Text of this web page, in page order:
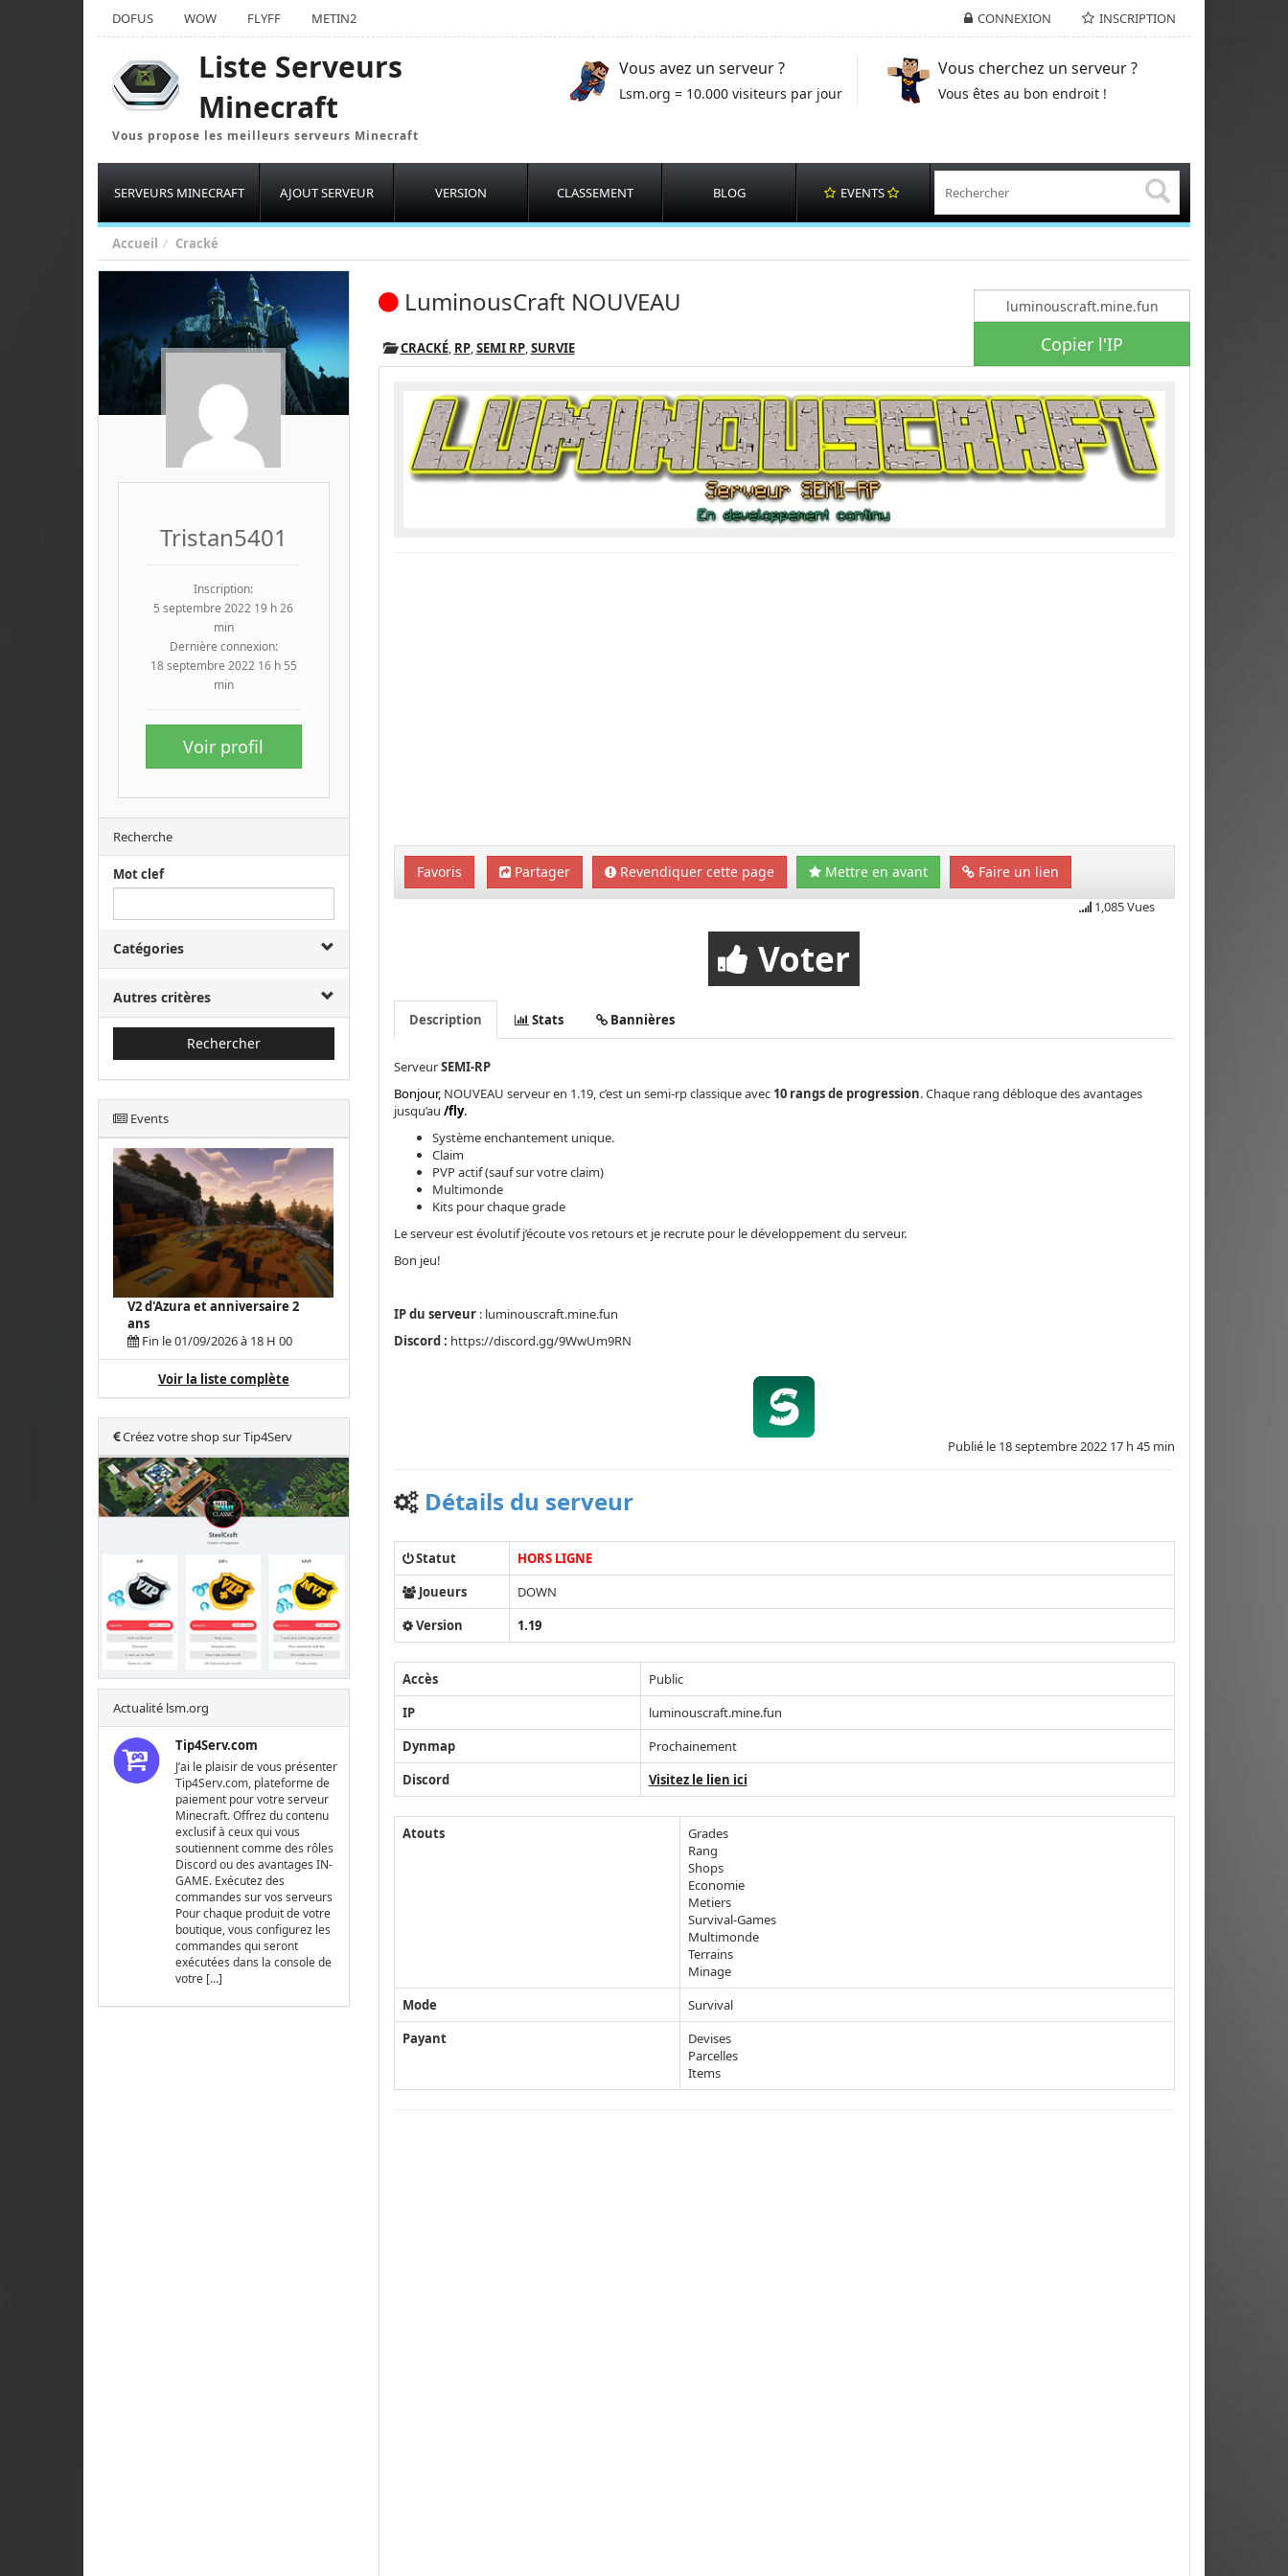
CONNEXION INSCRIPTION
DOFUS WOW FLYFF METIN2
Liste Serveurs
Minecraft
Vous propose les meilleurs serveurs Minecraft
Vous avez un serveur ?
Lsm.org = 10.000 visiteurs par jour
Vous cherchez un serveur ?
Vous êtes au bon endroit !
SERVEURS MINECRAFT AJOUT SERVEUR VERSION CLASSEMENT BLOG EVENTS
Accueil Cracké
Tristan5401
Inscription:
5 septembre 2022 19 h 26
min
Dernière connexion:
18 septembre 2022 16 h 55
min
Voir profil
Recherche
Mot clef
Catégories
Autres critères
Rechercher
Events
V2 d'Azura et anniversaire 2
ans
Fin le 01/09/2026 à 18 H 00
Voir la liste complète
Créez votre shop sur Tip4Serv
Actualité lsm.org
Tip4Serv.com
J’ai le plaisir de vous présenter
Tip4Serv.com, plateforme de
paiement pour votre serveur
Minecraft. Offrez du contenu
exclusif à ceux qui vous
soutiennent comme des rôles
Discord ou des avantages IN-
GAME. Exécutez des
commandes sur vos serveurs
Pour chaque produit de votre
boutique, vous configurez les
commandes qui seront
exécutées dans la console de
votre […]
Copier l'IP
LuminousCraft NOUVEAU
CRACKÉ, RP,SEMI RP,SURVIE
Favoris Partager Revendiquer cette page Mettre en avant Faire un lien
1,085 Vues
Voter
Description Stats Bannières
ServeurSEMI-RP
Bonjour, NOUVEAU serveur en 1.19, c’est un semi-rp classique avec 10 rangs de progression. Chaque rang débloque des avantages
jusqu’au /fly.
Système enchantement unique.
Claim
PVP actif (sauf sur votre claim)
Multimonde
Kits pour chaque grade
Le serveur est évolutif j’écoute vos retours et je recrute pour le développement du serveur.
Bon jeu!
IP du serveur : luminouscraft.mine.fun
Discord : https://discord.gg/9WwUm9RN
Publié le 18 septembre 2022 17 h 45 min
Détails du serveur
Statut
HORS LIGNE
Joueurs
DOWN
Version
1.19
Accès
Public
IP
luminouscraft.mine.fun
Dynmap
Prochainement
Discord
Visitez le lien ici
Atouts
Grades
Rang
Shops
Economie
Metiers
Survival-Games
Multimonde
Terrains
Minage
Mode
Survival
Payant
Devises
Parcelles
Items